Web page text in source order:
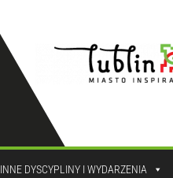
INNE DYSCYPLINY I WYDARZENIA